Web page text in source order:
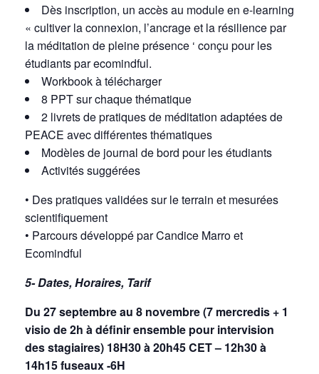
Dès inscription, un accès au module en e-learning
« cultiver la connexion, l’ancrage et la résilience par
la méditation de pleine présence ‘ conçu pour les
étudiants par ecomindful.
Workbook à télécharger
8 PPT sur chaque thématique
2 livrets de pratiques de méditation adaptées de
PEACE avec différentes thématiques
Modèles de journal de bord pour les étudiants
Activités suggérées
• Des pratiques validées sur le terrain et mesurées
scientifiquement
• Parcours développé par Candice Marro et
Ecomindful
5- Dates, Horaires, Tarif
Du 27 septembre au 8 novembre(7 mercredis + 1
visio de 2h à définir ensemble pour intervision
des stagiaires) 18H30 à 20h45 CET – 12h30 à
14h15 fuseaux -6H